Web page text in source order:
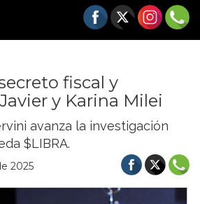
fiscal y
y Karina Milei
avanza la investigación
$LIBRA.
2025